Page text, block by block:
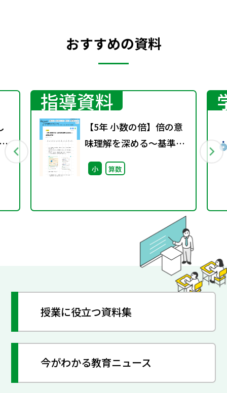
おすすめの資料
指導資料
【5年 小数の倍】倍の意
味理解を深める～基準量
変換～
小 算数
授業に役立つ資料集
今がわかる教育ニュース